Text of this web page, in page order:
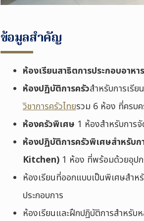
ข้อมูลสำคัญ
ห้องเรียนสาธิตการประกอบอาหาร
ห้องปฏิบัติการครัวสำหรับการเรี
วิชาการครัวไทยรวม 6 ห้อง ที่ครบ
ห้องครัวพิเศษ 1 ห้องสำหรับการ
ห้องปฏิบัติการครัวพิเศษสำหรับ
Kitchen)1 ห้อง ที่พร้อมด้วยอุป
ห้องเรียนที่ออกแบบเป็นพิเศษสำห
ประกอบการ
ห้องเรียนและฝึกปฏิบัติการสำหรับ